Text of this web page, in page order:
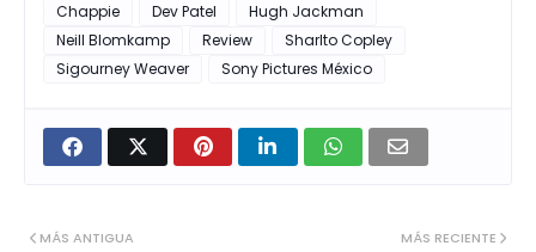
Chappie Dev Patel
Hugh Jackman
Neill Blomkamp
Review
Sharlto Copley
Sigourney Weaver
Sony Pictures México
MÁS RECIENTE
MÁS ANTIGUA